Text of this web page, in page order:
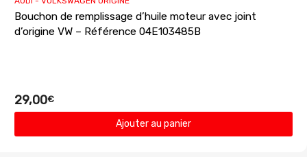
Bouchon de remplissage d’huile moteur avec joint
d’origine VW – Référence 04E103485B
29,00€
Ajouter au panier